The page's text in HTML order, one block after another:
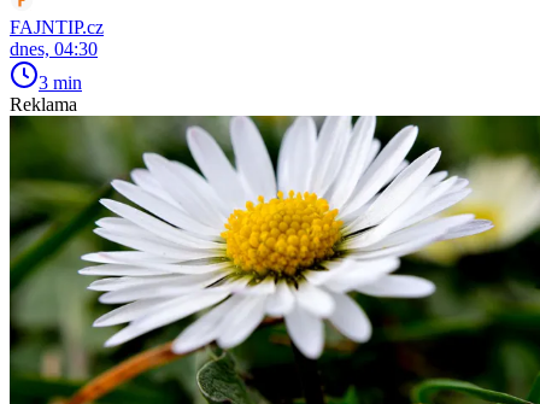
FAJNTIP.cz
dnes, 04:30
3 min
Reklama